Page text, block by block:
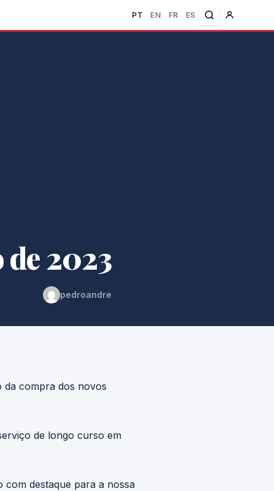
PT EN FR ES
2023
pedroandre
da compra dos novos
de longo curso em
destaque para a nossa